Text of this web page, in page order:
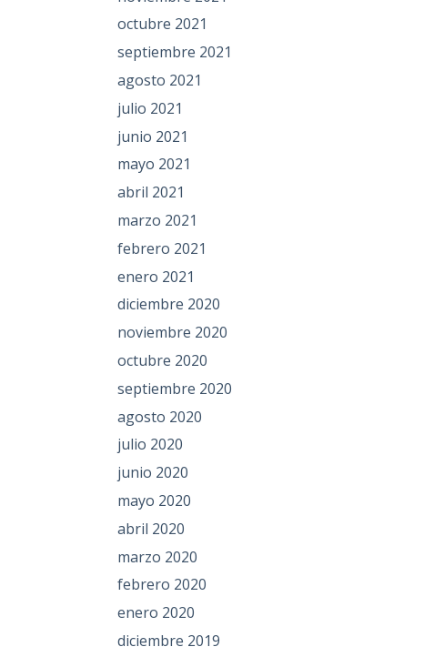
octubre 2021
septiembre 2021
agosto 2021
julio 2021
junio 2021
mayo 2021
abril 2021
marzo 2021
febrero 2021
enero 2021
diciembre 2020
noviembre 2020
octubre 2020
septiembre 2020
agosto 2020
julio 2020
junio 2020
mayo 2020
abril 2020
marzo 2020
febrero 2020
enero 2020
diciembre 2019